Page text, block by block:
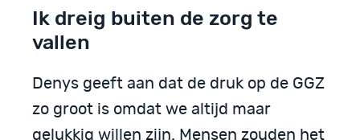
Ik dreig buiten de zorg te
vallen
Denys geeft aan dat de druk op de GGZ
zo groot is omdat we altijd maar
gelukkig willen zijn. Mensen zouden het